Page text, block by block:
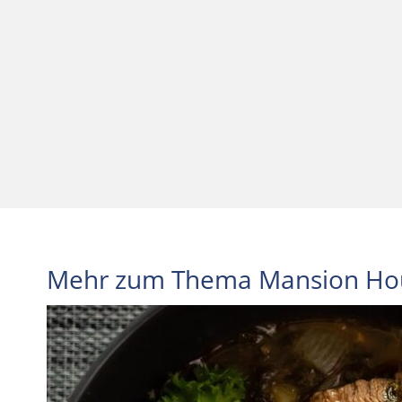
Mehr zum Thema Mansion